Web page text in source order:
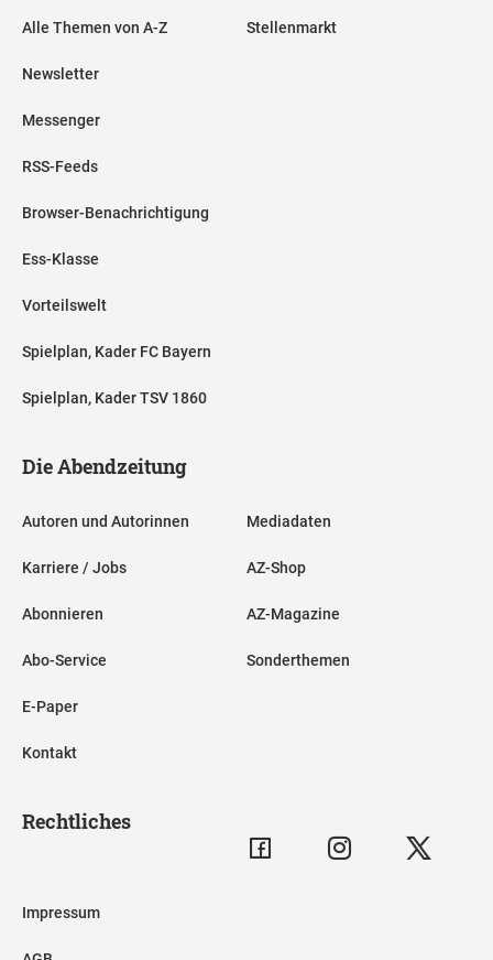
Alle Themen von A-Z
Newsletter
Messenger
RSS-Feeds
Browser-Benachrichtigung
Ess-Klasse
Vorteilswelt
Spielplan, Kader FC Bayern
Spielplan, Kader TSV 1860
Stellenmarkt
Die Abendzeitung
Autoren und Autorinnen
Karriere / Jobs
Abonnieren
Abo-Service
E-Paper
Kontakt
Mediadaten
AZ-Shop
AZ-Magazine
Sonderthemen
Rechtliches
Impressum